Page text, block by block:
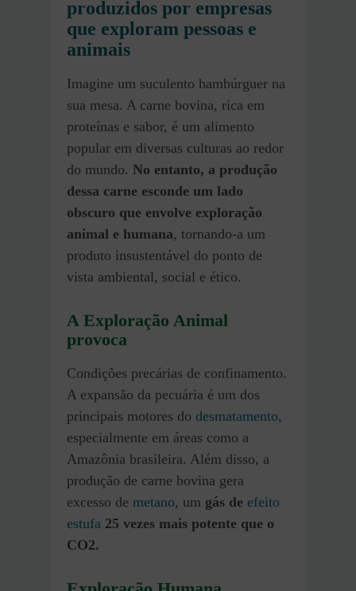
produzidos por empresas
que exploram pessoas e
animais
Imagine um suculento hambúrguer na
sua mesa. A carne bovina, rica em
proteínas e sabor, é um alimento
popular em diversas culturas ao redor
do mundo. No entanto, a produção
dessa carne esconde um lado
obscuro que envolve exploração
animal e humana, tornando-a um
produto insustentável do ponto de
vista ambiental, social e ético.
A Exploração Animal
provoca
Condições precárias de confinamento.
A expansão da pecuária é um dos
principais motores do desmatamento,
especialmente em áreas como a
Amazônia brasileira. Além disso, a
produção de carne bovina gera
excesso de metano, um gás de efeito
estufa 25 vezes mais potente que o
CO2.